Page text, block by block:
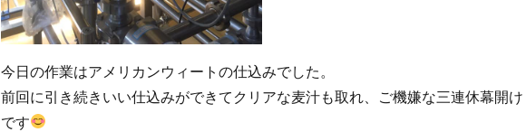
今日の作業はアメリカンウィートの仕込みでした。
前回に引き続きいい仕込みができてクリアな麦汁も取れ、ご機嫌な三連休幕開け
です